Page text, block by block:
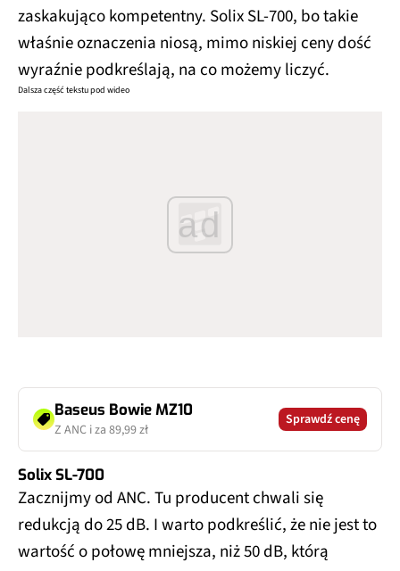
zaskakująco kompetentny. Solix SL-700, bo takie
właśnie oznaczenia niosą, mimo niskiej ceny dość
wyraźnie podkreślają, na co możemy liczyć.
Dalsza część tekstu pod wideo
ad
Baseus Bowie MZ10
Z ANC i za 89,99 zł
Sprawdź cenę
Solix SL-700
Zacznijmy od ANC. Tu producent chwali się
redukcją do 25 dB. I warto podkreślić, że nie jest to
wartość o połowę mniejsza, niż 50 dB, którą